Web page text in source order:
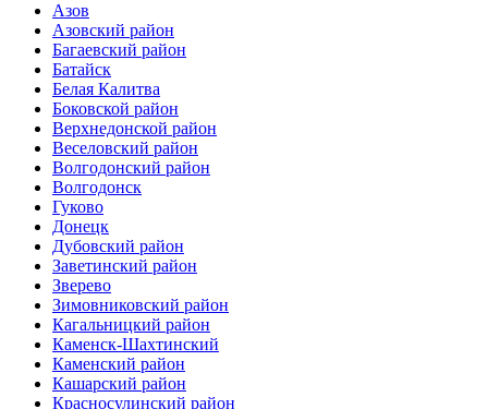
Азов
Азовский район
Багаевский район
Батайск
Белая Калитва
Боковской район
Верхнедонской район
Веселовский район
Волгодонский район
Волгодонск
Гуково
Донецк
Дубовский район
Заветинский район
Зверево
Зимовниковский район
Кагальницкий район
Каменск-Шахтинский
Каменский район
Кашарский район
Красносулинский район